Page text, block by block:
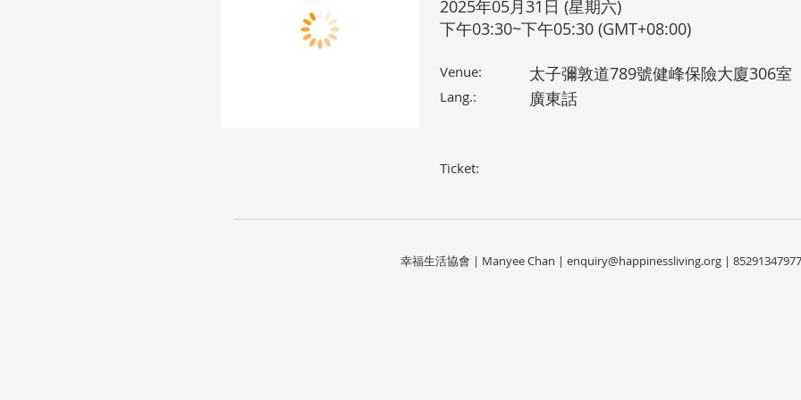
2025年05月31日 (星期六)
下午03:30~下午05:30 (GMT+08:00)
Venue: 太子彌敦道789號健峰保險大廈306室
Lang.: 廣東話
Ticket:
幸福生活協會 | Manyee Chan | enquiry@happinessliving.org| 85291347977